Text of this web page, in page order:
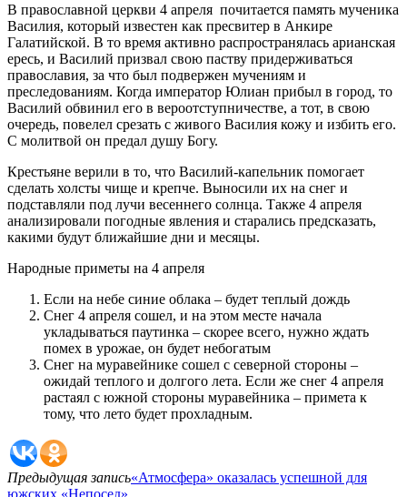
В православной церкви 4 апреля почитается память мученика
Василия, который известен как пресвитер в Анкире
Галатийской. В то время активно распространялась арианская
ересь, и Василий призвал свою паству придерживаться
православия, за что был подвержен мучениям и
преследованиям. Когда император Юлиан прибыл в город, то
Василий обвинил его в вероотступничестве, а тот, в свою
очередь, повелел срезать с живого Василия кожу и избить его.
С молитвой он предал душу Богу.
Крестьяне верили в то, что Василий-капельник помогает
сделать холсты чище и крепче. Выносили их на снег и
подставляли под лучи весеннего солнца. Также 4 апреля
анализировали погодные явления и старались предсказать,
какими будут ближайшие дни и месяцы.
Народные приметы на 4 апреля
Если на небе синие облака – будет теплый дождь
Снег 4 апреля сошел, и на этом месте начала
укладываться паутинка – скорее всего, нужно ждать
помех в урожае, он будет небогатым
Снег на муравейнике сошел с северной стороны –
ожидай теплого и долгого лета. Если же снег 4 апреля
растаял с южной стороны муравейника – примета к
тому, что лето будет прохладным.
Предыдущая запись«Атмосфера» оказалась успешной для
южских «Непосед»